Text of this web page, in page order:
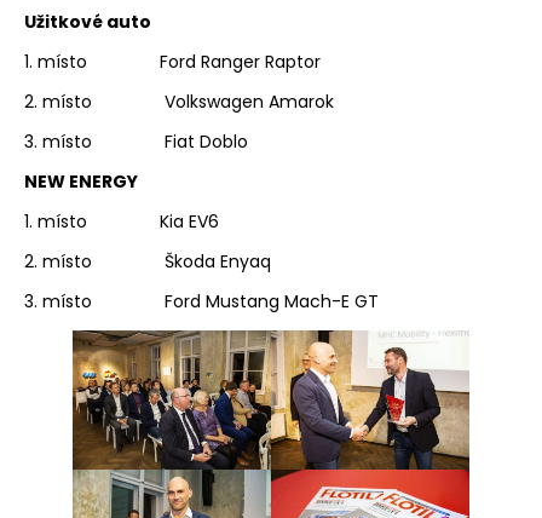
Užitkové auto
1. místo Ford Ranger Raptor
2. místo Volkswagen Amarok
3. místo Fiat Doblo
NEW ENERGY
1. místo Kia EV6
2. místo Škoda Enyaq
3. místo Ford Mustang Mach-E GT